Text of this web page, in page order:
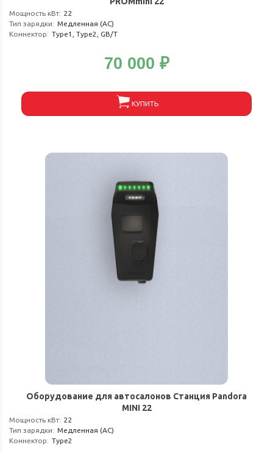
Мощность кВт: 22
Тип зарядки: Медленная (АС)
Коннектор: Type1, Type2, GB/T
70 000 ₽
КУПИТЬ
Оборудование для автосалонов Станция Pandora
MINI 22
Мощность кВт: 22
Тип зарядки: Медленная (АС)
Коннектор: Type2